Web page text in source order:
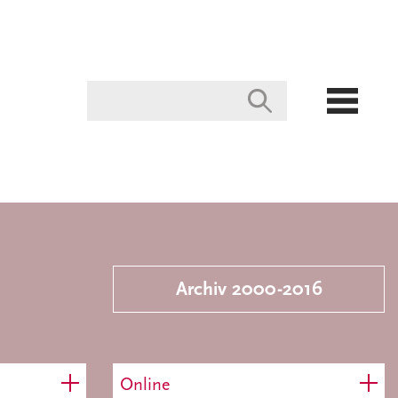
Archiv 2000-2016
Online